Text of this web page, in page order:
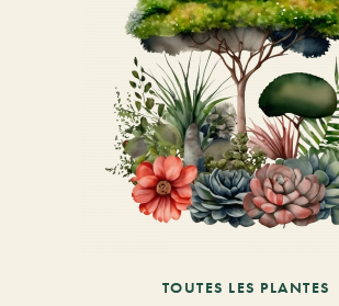
TOUTES LES PLANTES